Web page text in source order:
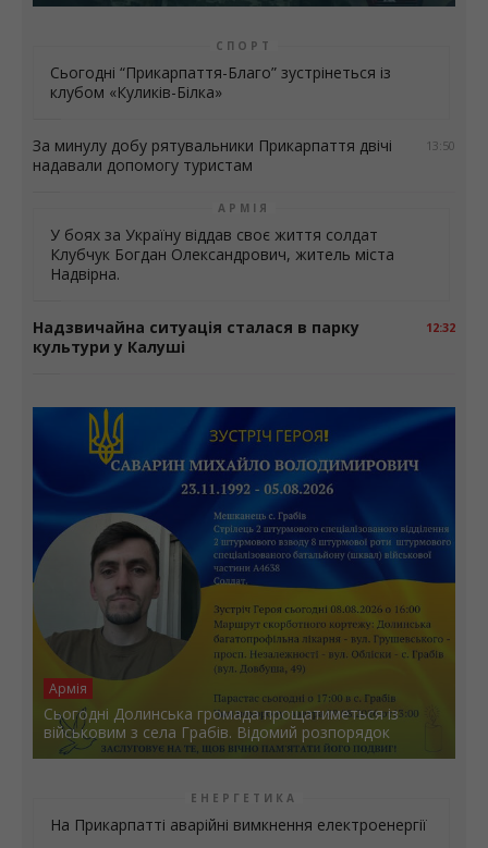
СПОРТ
Сьогодні “Прикарпаття-Благо” зустрінеться із
клубом «Куликів-Білка»
13:50
За минулу добу рятувальники Прикарпаття двічі
надавали допомогу туристам
АРМІЯ
У боях за Україну віддав своє життя солдат
Клубчук Богдан Олександрович, житель міста
Надвірна.
12:32
Надзвичайна ситуація сталася в парку
культури у Калуші
Армія
Сьогодні Долинська громада прощатиметься із
військовим з села Грабів. Відомий розпорядок
ЕНЕРГЕТИКА
На Прикарпатті аварійні вимкнення електроенергії